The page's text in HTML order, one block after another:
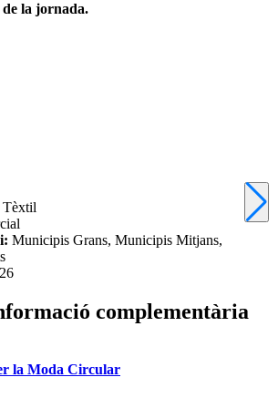
la jornada.
Tèxtil
Municipis Grans, Municipis Mitjans,
complementària
la Moda Circular